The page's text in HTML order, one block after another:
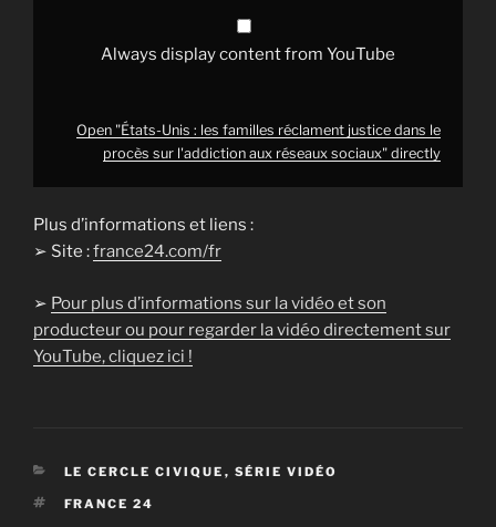
Always display content from YouTube
Open "États-Unis : les familles réclament justice dans le
procès sur l'addiction aux réseaux sociaux" directly
Plus d’informations et liens :
➢ Site :france24.com/fr
➢ Pour plus d’informations sur la vidéo et son
producteur ou pour regarder la vidéo directement sur
YouTube, cliquez ici !
CATÉGORIES
LE CERCLE CIVIQUE , SÉRIE VIDÉO
ÉTIQUETTES
FRANCE 24